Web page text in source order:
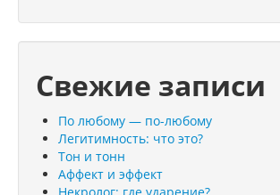
Свежие записи
По любому — по-любому
Легитимность: что это?
Тон и тонн
Аффект и эффект